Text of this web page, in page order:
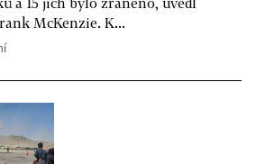
McKenzie. K...